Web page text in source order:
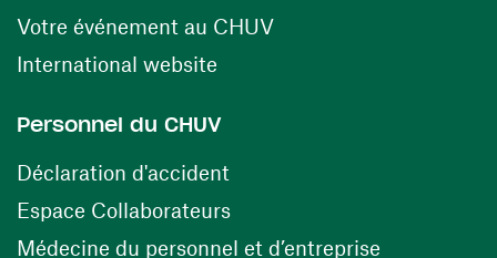
Votre événement au CHUV(ouvre une nouvelle
International website
Personnel du CHUV
Déclaration d'accident
Espace Collaborateurs(ouvre une nouvelle fenêtre)
Médecine du personnel et d’entreprise